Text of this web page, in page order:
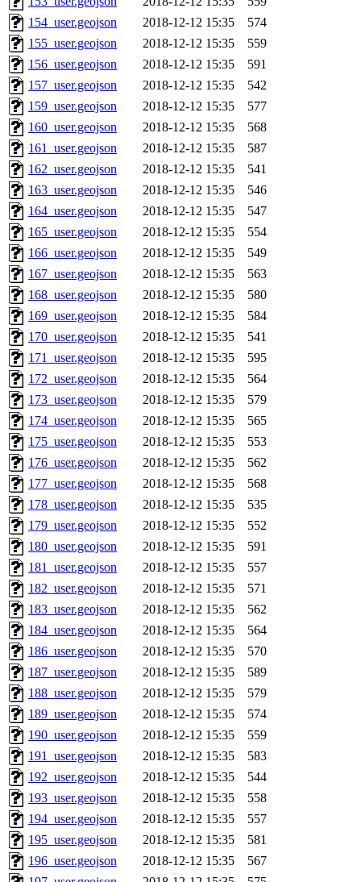
154_user.geojson
2018-12-12 15:35
574
155_user.geojson
2018-12-12 15:35
559
156_user.geojson
2018-12-12 15:35
591
157_user.geojson
2018-12-12 15:35
542
159_user.geojson
2018-12-12 15:35
577
160_user.geojson
2018-12-12 15:35
568
161_user.geojson
2018-12-12 15:35
587
162_user.geojson
2018-12-12 15:35
541
163_user.geojson
2018-12-12 15:35
546
164_user.geojson
2018-12-12 15:35
547
165_user.geojson
2018-12-12 15:35
554
166_user.geojson
2018-12-12 15:35
549
167_user.geojson
2018-12-12 15:35
563
168_user.geojson
2018-12-12 15:35
580
169_user.geojson
2018-12-12 15:35
584
170_user.geojson
2018-12-12 15:35
541
171_user.geojson
2018-12-12 15:35
595
172_user.geojson
2018-12-12 15:35
564
173_user.geojson
2018-12-12 15:35
579
174_user.geojson
2018-12-12 15:35
565
175_user.geojson
2018-12-12 15:35
553
176_user.geojson
2018-12-12 15:35
562
177_user.geojson
2018-12-12 15:35
568
178_user.geojson
2018-12-12 15:35
535
179_user.geojson
2018-12-12 15:35
552
180_user.geojson
2018-12-12 15:35
591
181_user.geojson
2018-12-12 15:35
557
182_user.geojson
2018-12-12 15:35
571
183_user.geojson
2018-12-12 15:35
562
184_user.geojson
2018-12-12 15:35
564
186_user.geojson
2018-12-12 15:35
570
187_user.geojson
2018-12-12 15:35
589
188_user.geojson
2018-12-12 15:35
579
189_user.geojson
2018-12-12 15:35
574
190_user.geojson
2018-12-12 15:35
559
191_user.geojson
2018-12-12 15:35
583
192_user.geojson
2018-12-12 15:35
544
193_user.geojson
2018-12-12 15:35
558
194_user.geojson
2018-12-12 15:35
557
195_user.geojson
2018-12-12 15:35
581
196_user.geojson
2018-12-12 15:35
567